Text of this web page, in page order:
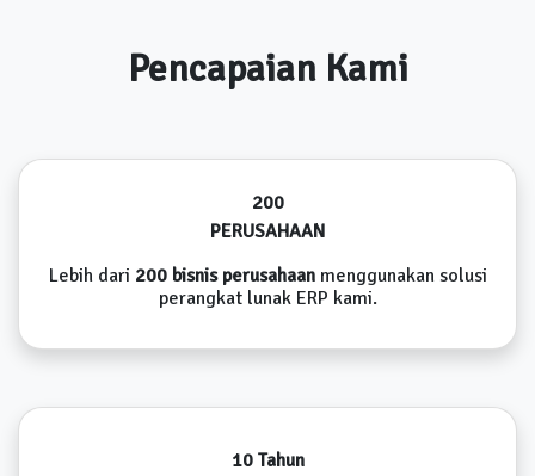
Pencapaian Kami
200
PERUSAHAAN
Lebih dari 200 bisnis perusahaanmenggunakan solusi
perangkat lunak ERP kami.
10 Tahun